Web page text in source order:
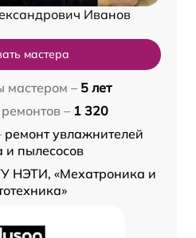
Иванов
мастера
мастером – 5 лет
– 1 320
ремонт увлажнителей
и пылесосов
НЭТИ, «Мехатроника и